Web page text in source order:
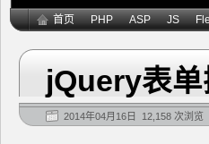
首页 PHP ASP JS
jQuery表
2014年04月16日 12,158 次浏览